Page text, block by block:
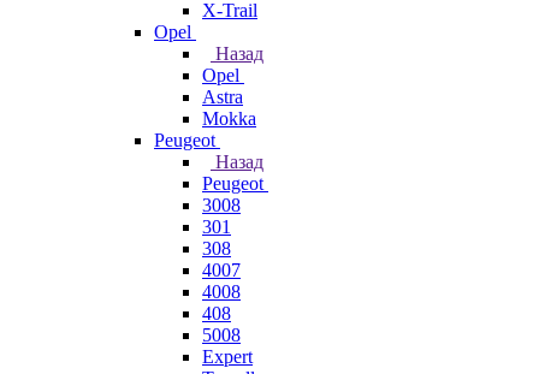
X-Trail
Opel
Назад
Opel
Astra
Mokka
Peugeot
Назад
Peugeot
3008
301
308
4007
4008
408
5008
Expert